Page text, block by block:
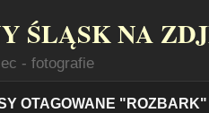
ŚLĄSK NA
- fotografie
OTAGOWANE "ROZBARK"